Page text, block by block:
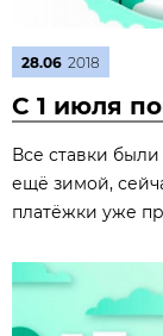
28.06 2018
С 1 июля
Все ставки
ещё зимой,
платёжки уже